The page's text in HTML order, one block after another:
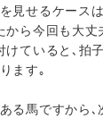
見せるケース
ら今回も大丈
けていると､拍
ます｡
る馬ですから